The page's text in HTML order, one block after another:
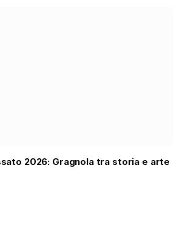
2026: Gragnola tra storia e arte